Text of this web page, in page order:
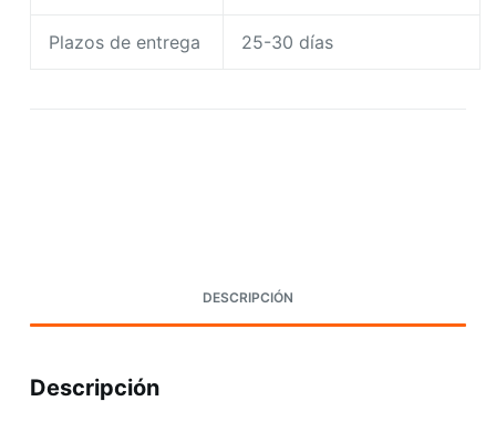
Plazos de entrega 25-30 días
DESCRIPCIÓN
Descripción